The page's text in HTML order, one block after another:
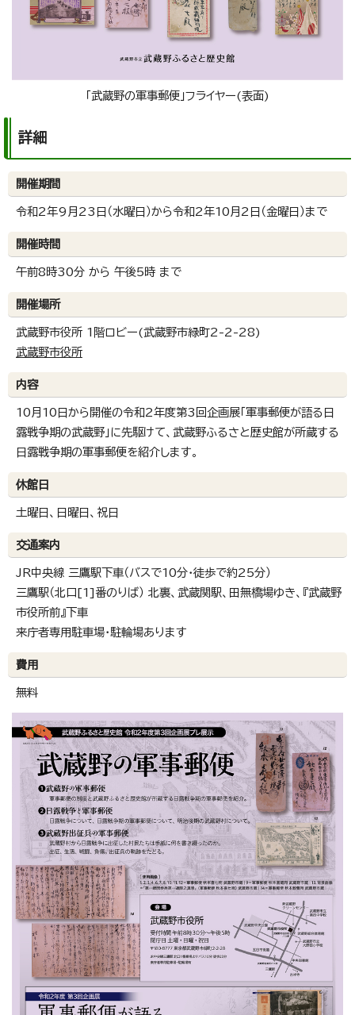
「武蔵野の軍事郵便」フライヤー(表面)
詳細
開催期間
令和2年9月23日（水曜日）から令和2年10月2日（金曜日）まで
開催時間
午前8時30分 から 午後5時 まで
開催場所
武蔵野市役所 1階ロビー(武蔵野市緑町2-2-28)
武蔵野市役所
内容
10月10日から開催の令和2年度第3回企画展「軍事郵便が語る日
露戦争期の武蔵野」に先駆けて、武蔵野ふるさと歴史館が所蔵する
日露戦争期の軍事郵便を紹介します。
休館日
土曜日、日曜日、祝日
交通案内
JR中央線 三鷹駅下車（バスで10分・徒歩で約25分）
三鷹駅（北口[1]番のりば） 北裏、武蔵関駅、田無橋場ゆき、『武蔵野
市役所前』下車
来庁者専用駐車場・駐輪場あります
費用
無料